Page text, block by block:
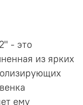
- это
из ярких
ему